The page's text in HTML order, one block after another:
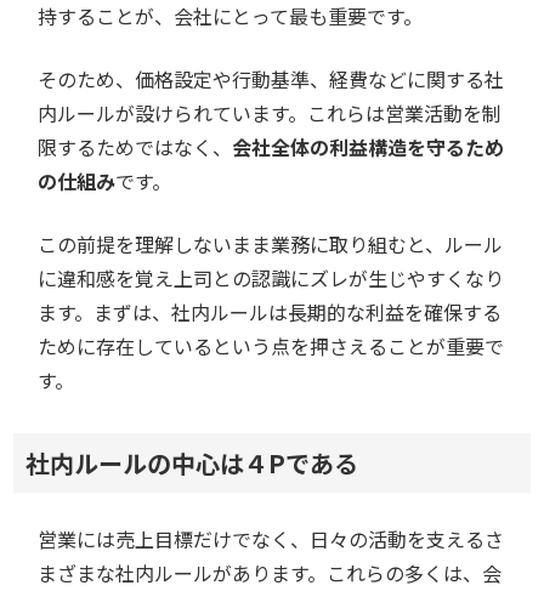
持することが、会社にとって最も重要です。
そのため、価格設定や行動基準、経費などに関する社
内ルールが設けられています。これらは営業活動を制
限するためではなく、 会社全体の利益構造を守るため
の仕組みです。
この前提を理解しないまま業務に取り組むと、ルール
に違和感を覚え上司との認識にズレが生じやすくなり
ます。まずは、社内ルールは長期的な利益を確保する
ために存在しているという点を押さえることが重要で
す。
社内ルールの中心は４Pである
営業には売上目標だけでなく、日々の活動を支えるさ
まざまな社内ルールがあります。これらの多くは、会